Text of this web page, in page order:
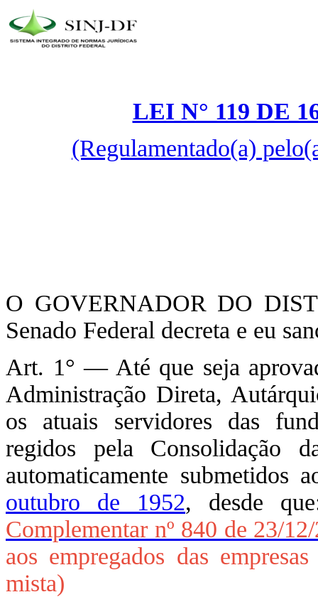
LEI N° 119 DE
(Regulamentado(a)
O GOVERNADOR DO
Senado Federal decreta e eu
Art. 1° — Até que seja
Administração Direta,
os atuais servidores das
regidos pela
automaticamente submetidos
outubro de 1952, desde
Complementar nº 840 de 23/
aos empregados das
mista)